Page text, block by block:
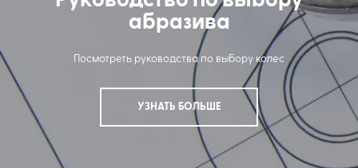
абразива
Посмотреть руководства по выбору колес
УЗНАТЬ БОЛЬШЕ